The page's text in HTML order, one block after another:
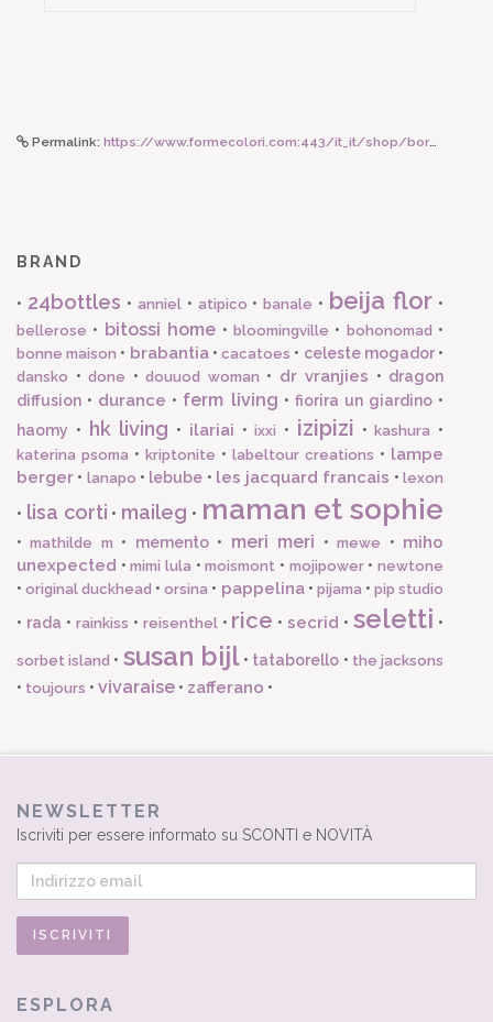
Permalink: https://www.formecolori.com:443/it_it/shop/borse_e_zaini/borse/dragon_diffusion_mini_flat_gora_narnaja/6914
BRAND
• 24bottles • anniel• atipico •banale • beija flor •
bellerose • bitossi home • bloomingville • bohonomad •
bonne maison • brabantia•cacatoes • celeste mogador•
dansko • done • douuod woman • dr vranjies • dragon
diffusion • durance • ferm living • fiorira un giardino•
haomy • hk living • ilariai •ixxi • izipizi •kashura •
katerina psoma • kriptonite • labeltour creations • lampe
berger • lanapo • lebube • les jacquard francais •lexon
• lisa corti • maileg • maman et sophie
•mathilde m • memento• meri meri •mewe • miho
unexpected •mimi lula •moismont • mojipower•newtone
•original duckhead •orsina • pappelina• pijama • pip studio
• rada • rainkiss • reisenthel• rice •secrid •seletti •
sorbet island • susan bijl• tataborello • the jacksons
• toujours • vivaraise • zafferano •
NEWSLETTER
Iscriviti per essere informato su SCONTI e NOVITÀ
ESPLORA